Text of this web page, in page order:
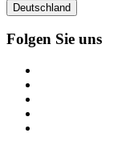
Deutschland
Folgen Sie uns